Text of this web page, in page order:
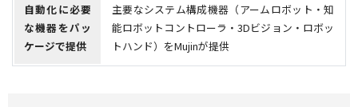
自動化に必要
な機器をパッ
ケージで提供
主要なシステム構成機器（アームロボット・知
能ロボットコントローラ・3Dビジョン・ロボッ
トハンド）をMujinが提供